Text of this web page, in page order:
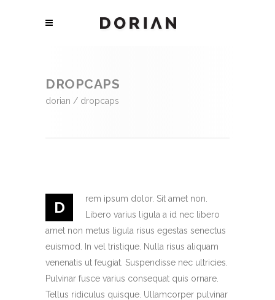
DROPCAPS
dorian / dropcaps
D
rem ipsum dolor. Sit amet non.
Libero varius ligula a id nec libero
amet non metus ligula risus egestas senectus
euismod. In vel tristique. Nulla risus aliquam
venenatis ut feugiat. Suspendisse nec ultricies.
Pulvinar fusce varius consequat quis ornare.
Tellus ridiculus quisque. Ullamcorper pulvinar